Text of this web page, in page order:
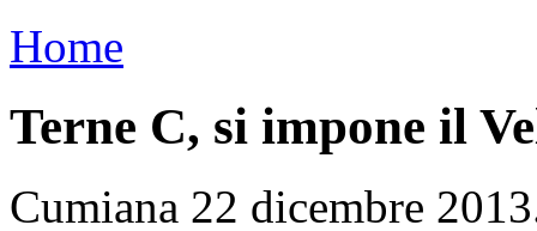
Home
Terne C, si impone il
Cumiana 22 dicembre